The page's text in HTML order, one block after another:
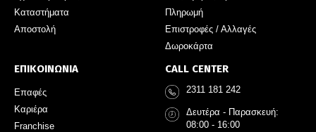
Καταστήματα
Αποστολή
Πληρωμή
Επιστροφές / Αλλαγές
Δωροκάρτα
ΕΠΙΚΟΙΝΩΝΙΑ
Επαφές
Καριέρα
Franchise
CALL CENTER
2311 181 242
Δευτέρα - Παρασκευή:
08:00 - 16:00